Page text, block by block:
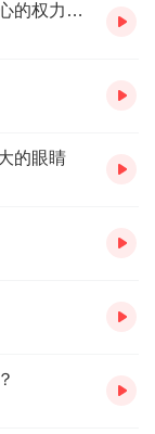
试听，购买成功
式，严禁在任何
以按以下步骤咨
第238集 强权者，就应该拥有能够左右人心的权力吗？
的眼睛